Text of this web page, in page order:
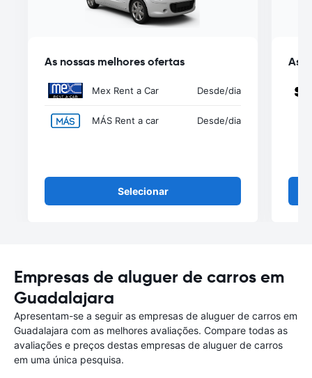
As nossas melhores ofertas
Mex Rent a Car Desde/dia
MÁS Rent a car Desde/dia
Selecionar
As
Empresas de aluguer de carros em
Guadalajara
Apresentam-se a seguir as empresas de aluguer de carros em
Guadalajara com as melhores avaliações. Compare todas as
avaliações e preços destas empresas de aluguer de carros
em uma única pesquisa.